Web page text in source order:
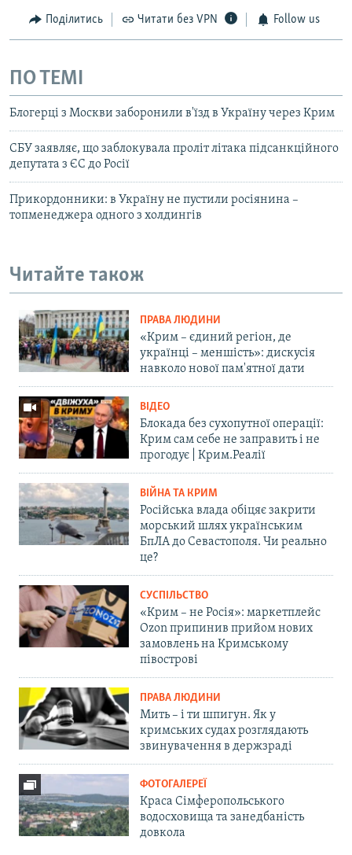
Поділитись Читати без VPN Follow us
ПО ТЕМІ
Блогерці з Москви заборонили в'їзд в Україну через Крим
СБУ заявляє, що заблокувала проліт літака підсанкційного
депутата з ЄС до Росії
Прикордонники: в Україну не пустили росіянина –
топменеджера одного з холдингів
Читайте також
ПРАВА ЛЮДИНИ
«Крим – єдиний регіон, де
українці – меншість»: дискусія
навколо нової пам'ятної дати
ВІДЕО
Блокада без сухопутної операції:
Крим сам себе не заправить і не
прогодує | Крим.Реалії
ВІЙНА ТА КРИМ
Російська влада обіцяє закрити
морський шлях українським
БпЛА до Севастополя. Чи реально
це?
СУСПІЛЬСТВО
«Крим – не Росія»: маркетплейс
Ozon припинив прийом нових
замовлень на Кримському
півострові
ПРАВА ЛЮДИНИ
Мить – і ти шпигун. Як у
кримських судах розглядають
звинувачення в держзраді
ФОТОГАЛЕРЕЇ
Краса Сімферопольського
водосховища та занедбаність
довкола